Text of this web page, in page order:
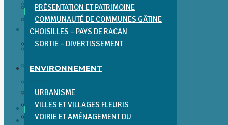
PRÉSENTATION ET PATRIMOINE
COMMUNAUTÉ DE COMMUNES GÂTINE
CHOISILLES – PAYS DE RACAN
SORTIE – DIVERTISSEMENT
ENVIRONNEMENT
URBANISME
VILLES ET VILLAGES FLEURIS
VOIRIE ET AMÉNAGEMENT DU
Environnement et Cadre de Vie
ENFANCE JEUNESSE SÉNIORS
Enfance (0-11 ans)
Jeunesse (11-17 ans)
ACTUALITÉS
CONTACT